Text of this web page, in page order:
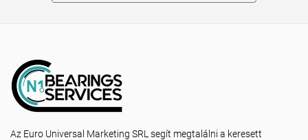
Az Euro Universal Marketing SRL segít megtalálni a keresett